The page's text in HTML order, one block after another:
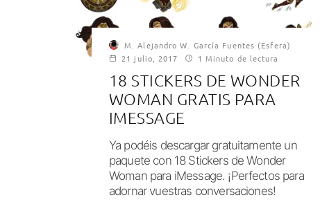
M. Alejandro W. García Fuentes (Esfera)
21 julio, 2017
1 Minuto de lectura
18 STICKERS DE WONDER
WOMAN GRATIS PARA
IMESSAGE
Ya podéis descargar gratuitamente un
paquete con 18 Stickers de Wonder
Woman para iMessage. ¡Perfectos para
adornar vuestras conversaciones!